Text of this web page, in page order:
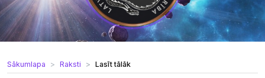
Sākumlapa Raksti Lasīt tālāk